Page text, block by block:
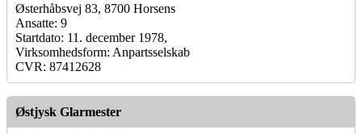
Østerhåbsvej 83, 8700 Horsens
Ansatte: 9
Startdato: 11. december 1978,
Virksomhedsform: Anpartsselskab
CVR: 87412628
Østjysk Glarmester